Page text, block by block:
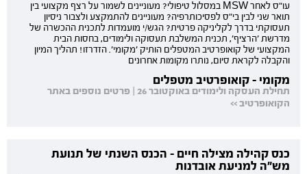
עו"ס לאחר MSW במסלול טיפולי? מעוניינים לשמור על רצף מקצועי בין
תואר שני לבין בי"ס לפסיכותרפיה? מעוניינים להתמקצע ולצבור ניסיון
תעסוקתי בדרך לקליניקה פרטית? הגש/י מועמדות לתכנית ההכשרה של
מדרשת 'הרציף', תכנית המשלבת תעסוקה ולימודים, בחסות הבית
המקצועי של קואופרטיב המטפלים הותיק 'מקומי'. הזדרזו! תהליך המיון
והקבלה לקראת סיום, נותרו מקומות אחרונים
מקומי - קואופרטיב מטפלים
תחילת העסקה ולימודים באוקטובר 26 | פרטים נוספים באתר
הקואופרטיב >>
כנס קהילה מצילה חיים - הכנס השנתי של תנועת
מש"ה למניעת אובדנות